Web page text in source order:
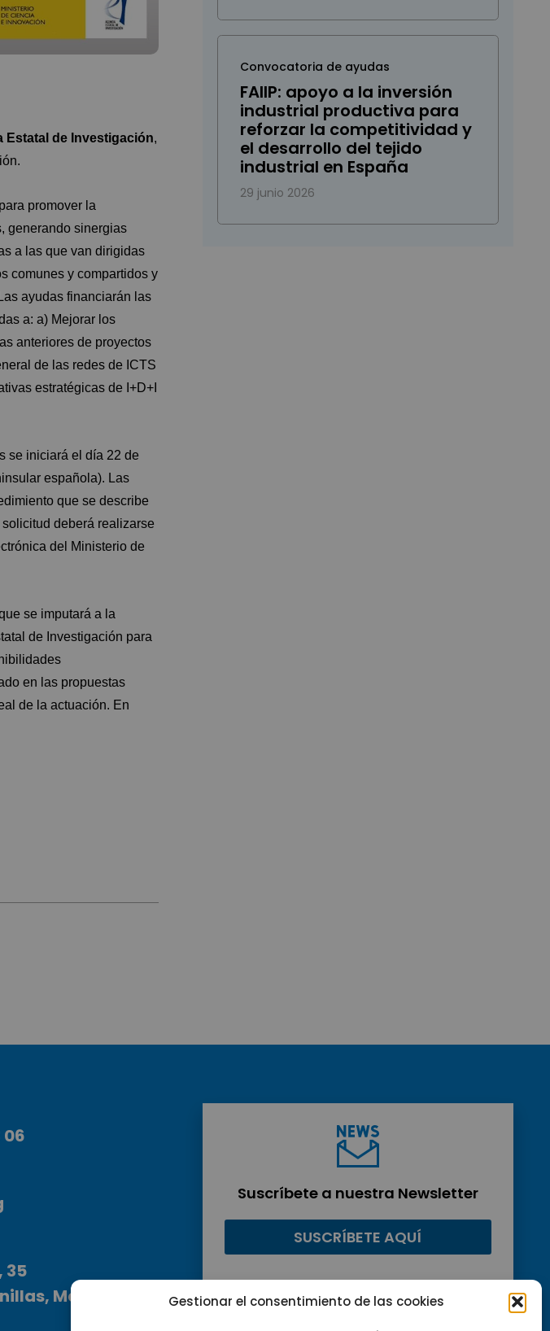
Gestionar el consentimiento de las cookies
Estatal de Investigación,
promover la
generando sinergias
a las que van dirigidas
comunes y compartidos y
ayudas financiarán las
a: a) Mejorar los
anteriores de proyectos
de las redes de ICTS
estratégicas de I+D+I
se iniciará el día 22 de
española). Las
que se describe
deberá realizarse
del Ministerio de
se imputará a la
de Investigación para
en las propuestas
de la actuación. En
Convocatoria de ayudas
FAIIP: apoyo a la inversión
industrial productiva para
reforzar la competitividad y
el desarrollo del tejido
industrial en España
29 junio 2026
06
35
Málaga
Suscríbete a nuestra Newsletter
SUSCRÍBETE AQUÍ